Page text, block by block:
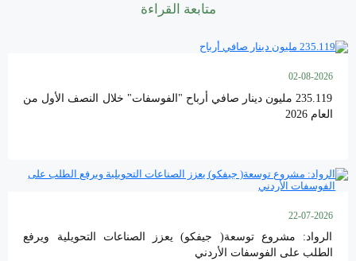
متابعة القراءة
02-08-2026
235.119 مليون دينار صافي أرباح "الفوسفات" خلال النصف الأول من
العام 2026
22-07-2026
الرواد: مشروع توسعة( جيفكو) يعزز الصناعات التحويلية ويرفع
الطلب على الفوسفات الأردني